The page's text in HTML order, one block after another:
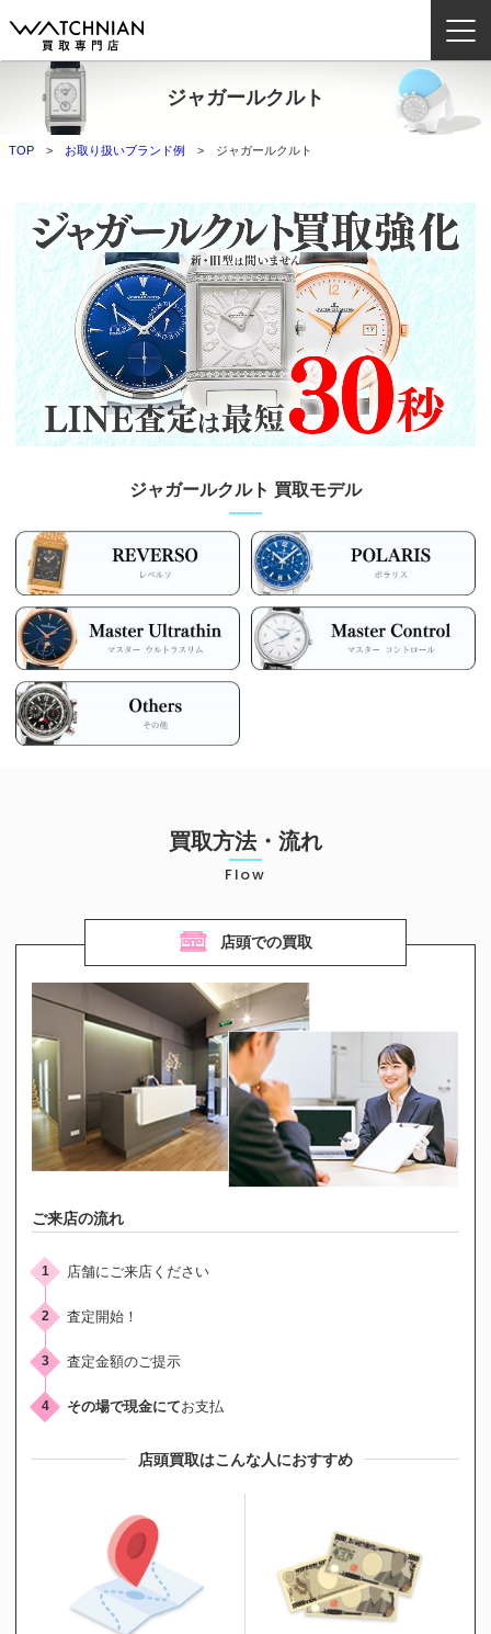
ウォッチニアン買取専門店とは？
ブランドから探す
取扱いカテゴリ
よくある質問
買取方法
査定方法
店舗一覧
お役立ち情報
お気軽にご相談ください
0120-954-800
(11:00～20:00年中無休)
24時間受付中！
メール査定はこちらから
ジャガールクルト
TOP お取り扱いブランド例 ジャガールクルト
ジャガールクルト 買取モデル
買取方法・流れ
Flow
店頭での買取
ご来店の流れ
1 店舗にご来店ください
2 査定開始！
3 査定金額のご提示
4 その場で現金にてお支払
店頭買取はこんな人におすすめ